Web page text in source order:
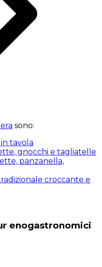
sono:
tavola
gnocchi e tagliatelle
panzanella,
croccante e
enogastronomici